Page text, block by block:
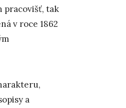
pracovišť, tak
v roce 1862
a